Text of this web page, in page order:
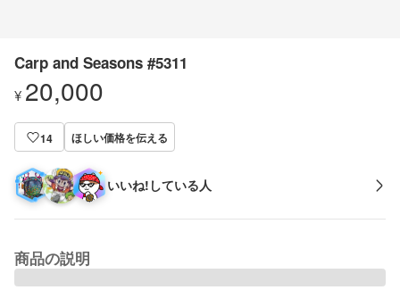
Carp and Seasons #5311
¥ 20,000
14 ほしい価格を伝える
いいね!している人
商品の説明